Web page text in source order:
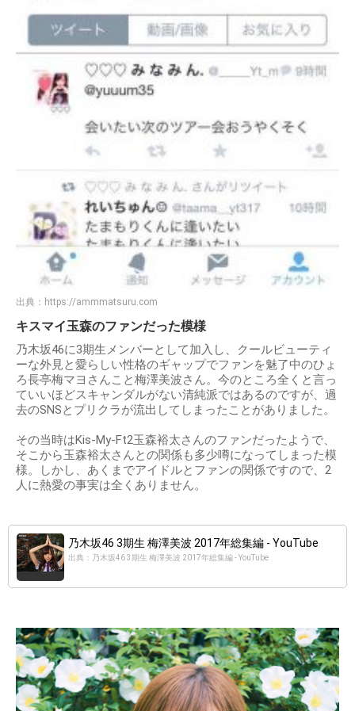
出典： https://ammmatsuru.com
キスマイ玉森のファンだった模様
乃木坂46に3期生メンバーとして加入し、クールビューティ
ーな外見と愛らしい性格のギャップでファンを魅了中のひょ
ろ長亭梅マヨさんこと梅澤美波さん。今のところ全くと言っ
ていいほどスキャンダルがない清純派ではあるのですが、過
去のSNSとプリクラが流出してしまったことがありました。
その当時はKis-My-Ft2玉森裕太さんのファンだったようで、
そこから玉森裕太さんとの関係も多少噂になってしまった模
様。しかし、あくまでアイドルとファンの関係ですので、2
人に熱愛の事実は全くありません。
乃木坂46 3期生 梅澤美波 2017年総集編 - YouTube
出典：乃木坂46 3期生 梅澤美波 2017年総集編 - YouTube